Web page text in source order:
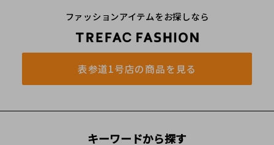
ファッションアイテムをお探しなら
表参道1号店の商品を見る
キーワードから探す